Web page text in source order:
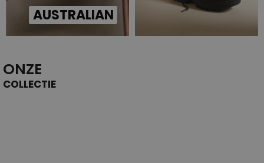
AUSTRALIAN
ONZE
COLLECTIE